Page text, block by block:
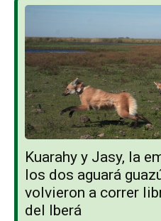
Kuarahy y Jasy, la
los dos aguará
volvieron a correr
del Iberá